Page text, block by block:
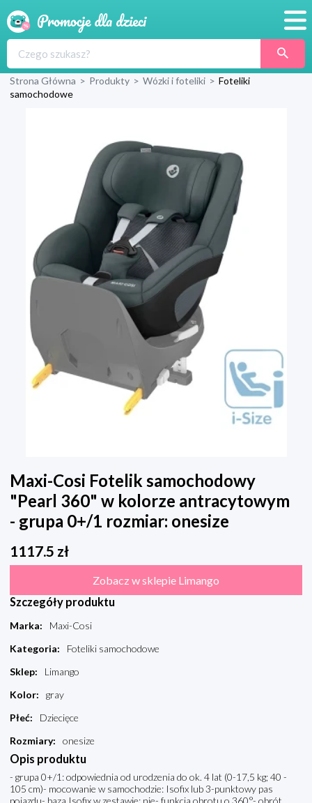
Produkty
Blog
Strona Główna > Produkty > Wózki i foteliki > Foteliki
samochodowe
Maxi-Cosi Fotelik samochodowy
"Pearl 360" w kolorze antracytowym
- grupa 0+/1 rozmiar: onesize
1117.5 zł
Zobacz w sklepie Limango
Szczegóły produktu
Marka:
Maxi-Cosi
Kategoria:
Foteliki samochodowe
Sklep:
Limango
Kolor:
gray
Płeć:
Dziecięce
Rozmiary: onesize
Opis produktu
- grupa 0+/1: odpowiednia od urodzenia do ok. 4 lat (0-17,5 kg; 40 -
105 cm)- mocowanie w samochodzie: Isofix lub 3-punktowy pas